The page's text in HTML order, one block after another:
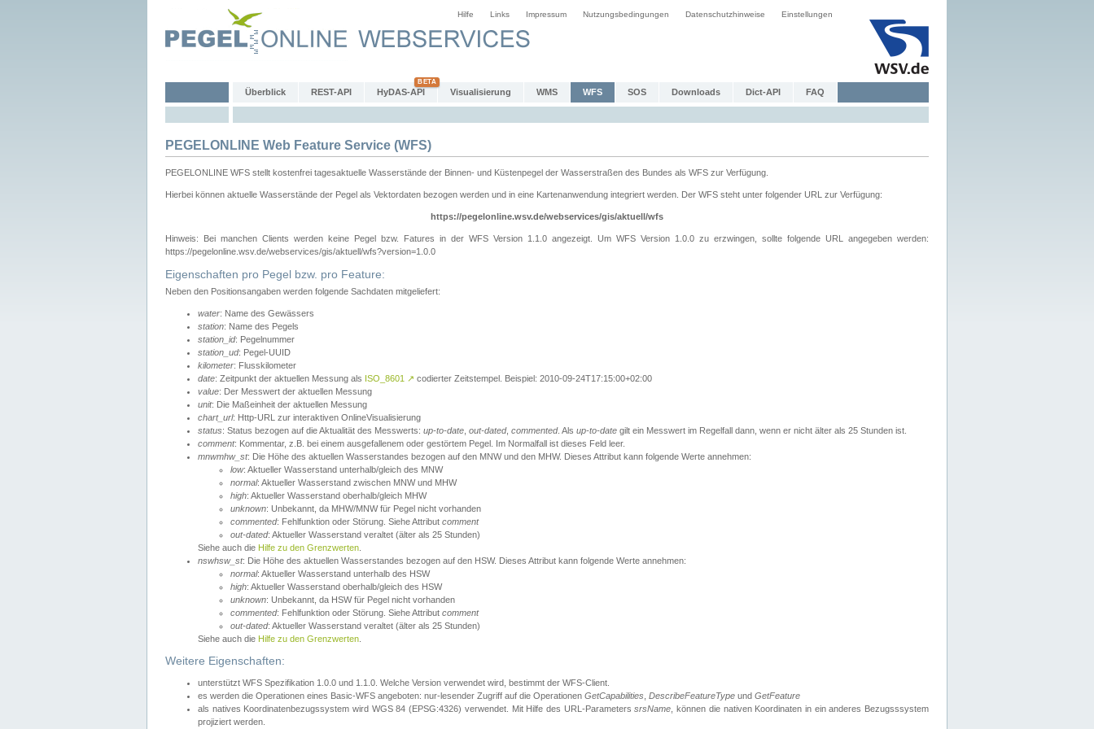
Hilfe Links Impressum Nutzungsbedingungen Datenschutzhinweise Einstellungen
Überblick REST-API HyDAS-API Visualisierung WMS WFS SOS Downloads Dict-API FAQ
PEGELONLINE Web Feature Service (WFS)
PEGELONLINE WFS stellt kostenfrei tagesaktuelle Wasserstände der Binnen- und Küstenpegel der Wasserstraßen des Bundes als WFS zur Verfügung.
Hierbei können aktuelle Wasserstände der Pegel als Vektordaten bezogen werden und in eine Kartenanwendung integriert werden. Der WFS steht unter folgender URL zur Verfügung:
https://pegelonline.wsv.de/webservices/gis/aktuell/wfs
Hinweis: Bei manchen Clients werden keine Pegel bzw. Fatures in der WFS Version 1.1.0 angezeigt. Um WFS Version 1.0.0 zu erzwingen, sollte folgende URL angegeben werden:
https://pegelonline.wsv.de/webservices/gis/aktuell/wfs?version=1.0.0
Eigenschaften pro Pegel bzw. pro Feature:
Neben den Positionsangaben werden folgende Sachdaten mitgeliefert:
water: Name des Gewässers
station: Name des Pegels
station_id: Pegelnummer
station_ud: Pegel-UUID
kilometer: Flusskilometer
date: Zeitpunkt der aktuellen Messung als ISO_8601 ↗ codierter Zeitstempel. Beispiel: 2010-09-24T17:15:00+02:00
value: Der Messwert der aktuellen Messung
unit: Die Maßeinheit der aktuellen Messung
chart_url: Http-URL zur interaktiven OnlineVisualisierung
status: Status bezogen auf die Aktualität des Messwerts: up-to-date out-dated, commented. Als up-to-date gilt ein Messwert im Regelfall dann, wenn er nicht älter als 25 Stunden ist.
comment: Kommentar, z.B. bei einem ausgefallenem oder gestörtem Pegel. Im Normalfall ist dieses Feld leer.
mnwmhw_st: Die Höhe des aktuellen Wasserstandes bezogen auf den MNW und den MHW. Dieses Attribut kann folgende Werte annehmen:
low: Aktueller Wasserstand unterhalb/gleich des MNW
normal: Aktueller Wasserstand zwischen MNW und MHW
high: Aktueller Wasserstand oberhalb/gleich MHW
unknown: Unbekannt, da MHW/MNW für Pegel nicht vorhanden
commented: Fehlfunktion oder Störung. Siehe Attribut comment
out-dated: Aktueller Wasserstand veraltet (älter als 25 Stunden)
Siehe auch die Hilfe zu den Grenzwerten
nswhsw_st: Die Höhe des aktuellen Wasserstandes bezogen auf den HSW. Dieses Attribut kann folgende Werte annehmen:
normal: Aktueller Wasserstand unterhalb des HSW
high: Aktueller Wasserstand oberhalb/gleich des HSW
unknown: Unbekannt, da HSW für Pegel nicht vorhanden
commented: Fehlfunktion oder Störung. Siehe Attribut comment
out-dated: Aktueller Wasserstand veraltet (älter als 25 Stunden)
Siehe auch die Hilfe zu den Grenzwerten
Weitere Eigenschaften:
unterstützt WFS Spezifikation 1.0.0 und 1.1.0. Welche Version verwendet wird, bestimmt der WFS-Client.
es werden die Operationen eines Basic-WFS angeboten: nur-lesender Zugriff auf die Operationen GetCapabilities DescribeFeatureType und GetFeature
als natives Koordinatenbezugssystem wird WGS 84 (EPSG:4326) verwendet. Mit Hilfe des URL-ParameterssrsName , können die nativen Koordinaten in ein anderes Bezugsssystem
projiziert werden.